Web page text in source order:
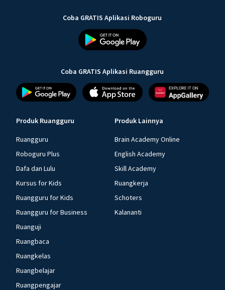
Coba GRATIS Aplikasi Roboguru
Coba GRATIS Aplikasi Ruangguru
Produk Ruangguru
Ruangguru
Roboguru Plus
Dafa dan Lulu
Kursus for Kids
Ruangguru for Kids
Ruangguru for Business
Ruanguji
Ruangbaca
Ruangkelas
Ruangbelajar
Ruangpengajar
Produk Lainnya
Brain Academy Online
English Academy
Skill Academy
Ruangkerja
Schoters
Kalananti